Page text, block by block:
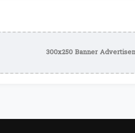
300x250 Banner